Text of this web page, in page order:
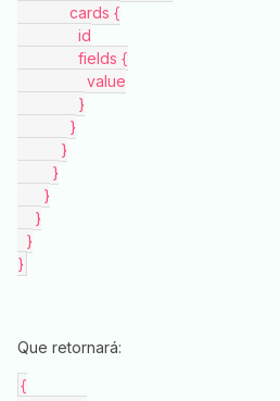
            cards {
              id
              fields {
                value
              }
            }
          }
        }
      }
    }
  }
}
Que retornará:
{